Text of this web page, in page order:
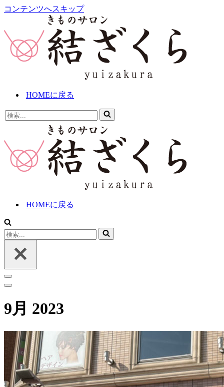
コンテンツへスキップ
HOMEに戻る
検
索...
HOMEに戻る
検
索...
ナ
ビ
ー
シ
ニ
ュ
ー
ナ
ゲ
ー
メ
ニ
ュ
ー
9月 2023